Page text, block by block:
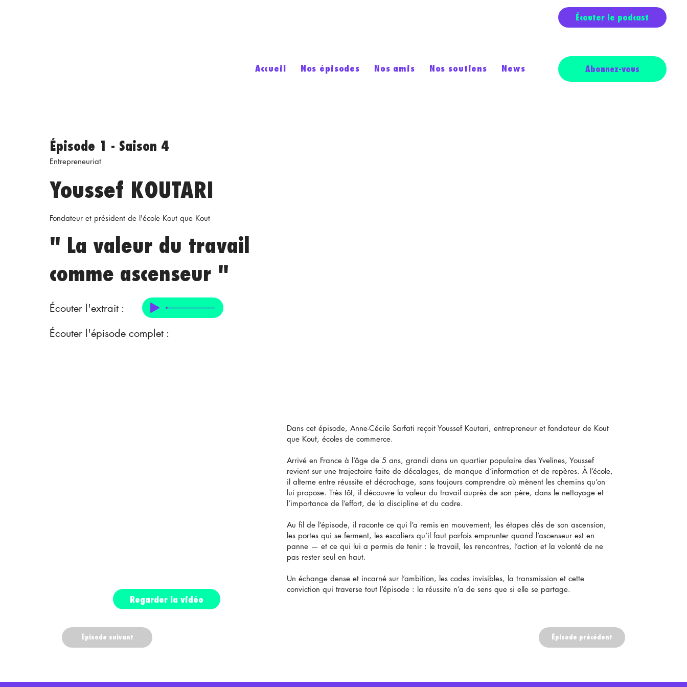
Épisode 1 - Saison 4
Entrepreneuriat
Youssef KOUTARI
Fondateur et président de l'école Kout que Kout
" La valeur du travail
comme ascenseur "
Écouter l'extrait :
Écouter l'épisode complet :
Écouter le podcast
Accueil Nos épisodes Nos amis Nos soutiens News Abonnez-vous
Regarder la vidéo
Dans cet épisode, Anne-Cécile Sarfati reçoit Youssef Koutari, entrepreneur et fondateur de Kout
que Kout, écoles de commerce.
Arrivé en France à l’âge de 5 ans, grandi dans un quartier populaire des Yvelines, Youssef
revient sur une trajectoire faite de décalages, de manque d’information et de repères. À l’école,
il alterne entre réussite et décrochage, sans toujours comprendre où mènent les chemins qu’on
lui propose. Très tôt, il découvre la valeur du travail auprès de son père, dans le nettoyage et
l’importance de l’effort, de la discipline et du cadre.
Au fil de l’épisode, il raconte ce qui l’a remis en mouvement, les étapes clés de son ascension,
les portes qui se ferment, les escaliers qu’il faut parfois emprunter quand l’ascenseur est en
panne — et ce qui lui a permis de tenir : le travail, les rencontres, l’action et la volonté de ne
pas rester seul en haut.
Un échange dense et incarné sur l’ambition, les codes invisibles, la transmission et cette
conviction qui traverse tout l’épisode : la réussite n’a de sens que si elle se partage.
Épisode précédent
Épisode suivant